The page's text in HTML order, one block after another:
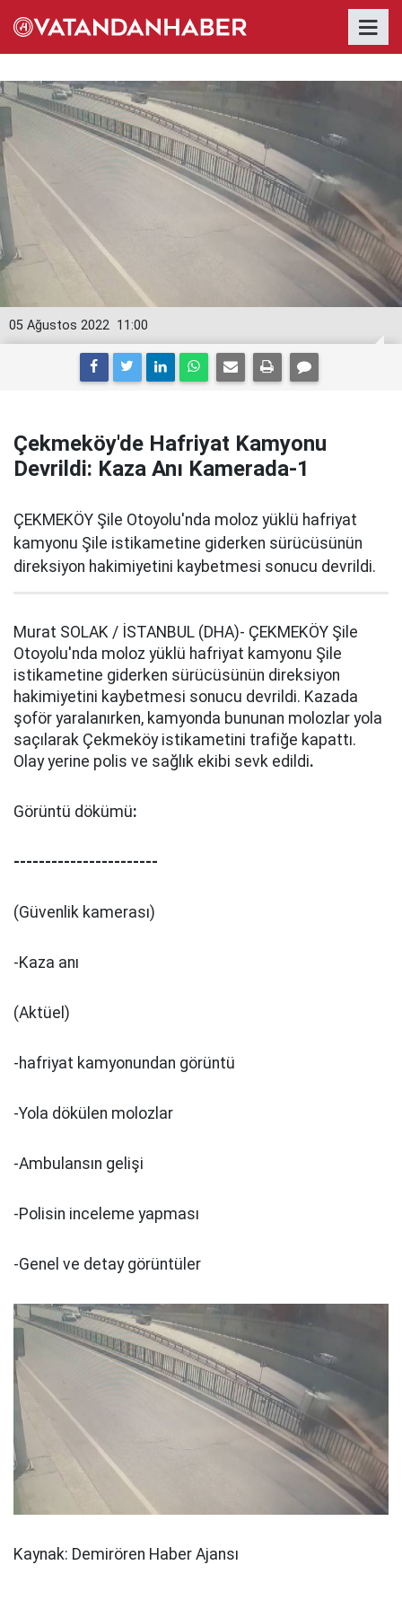
11:00
05 Ağustos 2022
Çekmeköy'de Hafriyat Kamyonu
Devrildi: Kaza Anı Kamerada-1
ÇEKMEKÖY Şile Otoyolu'nda moloz yüklü hafriyat
kamyonu Şile istikametine giderken sürücüsünün
direksiyon hakimiyetini kaybetmesi sonucu devrildi.
Murat SOLAK / İSTANBUL (DHA)- ÇEKMEKÖY Şile
Otoyolu'nda moloz yüklü hafriyat kamyonu Şile
istikametine giderken sürücüsünün direksiyon
hakimiyetini kaybetmesi sonucu devrildi. Kazada
şoför yaralanırken, kamyonda bununan molozlar yola
saçılarak Çekmeköy istikametini trafiğe kapattı.
Olay yerine polis ve sağlık ekibi sevk edildi.
Görüntü dökümü:
-----------------------
(Güvenlik kamerası)
-Kaza anı
(Aktüel)
-hafriyat kamyonundan görüntü
-Yola dökülen molozlar
-Ambulansın gelişi
-Polisin inceleme yapması
-Genel ve detay görüntüler
Kaynak: Demirören Haber Ajansı